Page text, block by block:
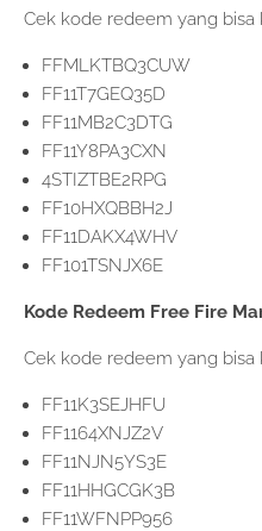
Cek kode redeem yang bisa
FFMLKTBQ3CUW
FF11T7GEQ35D
FF11MB2C3DTG
FF11Y8PA3CXN
4STIZTBE2RPG
FF10HXQBBH2J
FF11DAKX4WHV
FF101TSNJX6E
Kode Redeem Free Fire
Cek kode redeem yang
FF11K3SEJHFU
FF1164XNJZ2V
FF11NJN5YS3E
FF11HHGCGK3B
FF11WFNPP956